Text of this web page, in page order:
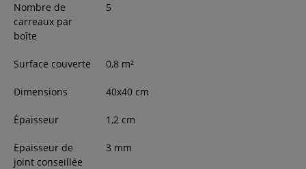
Nombre de
carreaux par
boîte
5
Surface couverte 0,8m²
Dimensions 40x40cm
Épaisseur 1,2cm
Epaisseur de
joint conseillée
3 mm